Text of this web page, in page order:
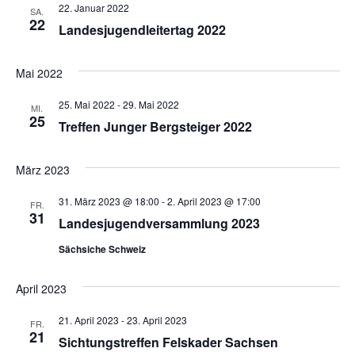
SA.
22 Landesjugendleitertag 2022
22. Januar 2022
Mai 2022
MI.
25 Treffen Junger Bergsteiger 2022
25. Mai 2022 -29. Mai 2022
März 2023
FR.
31 Landesjugendversammlung 2023
31. März 2023 @ 18:00 -2. April 2023 @ 17:00
Sächsiche Schweiz
April 2023
FR.
21 Sichtungstreffen Felskader Sachsen
21. April 2023 -23. April 2023